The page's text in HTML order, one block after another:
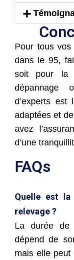
Pour tous
dans le 95,
soit pour la
dépannage
d’experts
adaptées et
avez
d’une
FAQs
Quelle est la
relevage ?
La durée de
dépend de
mais elle peut